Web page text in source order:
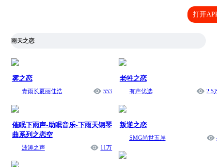
打开
雨天之恋
雾之恋
青雨长夏丽佳浩 553
催眠下雨声-助眠音乐-下雨天钢琴
曲系列之恋空
波涛之声 11万
老牲之恋
有声优选 2.5
叛逆之恋
SMG尚世五岸